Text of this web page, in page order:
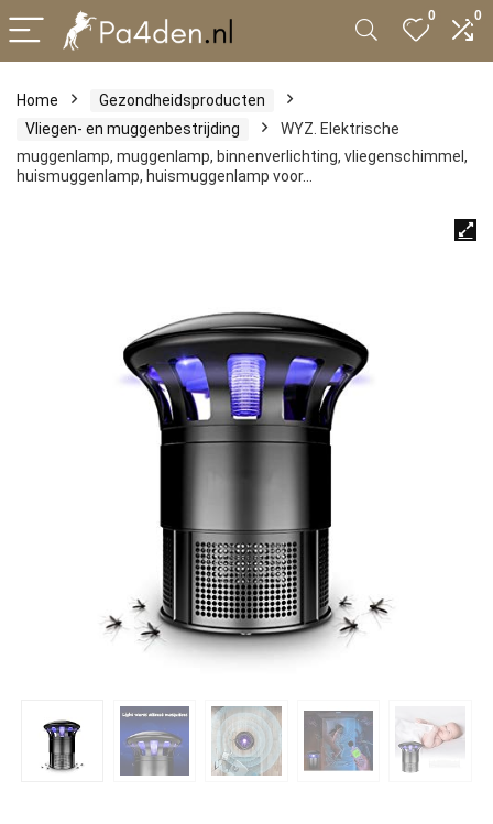
0 0
Home
Gezondheidsproducten
Vliegen- en muggenbestrijding
WYZ. Elektrische
muggenlamp, muggenlamp, binnenverlichting, vliegenschimmel,
huismuggenlamp, huismuggenlamp voor…